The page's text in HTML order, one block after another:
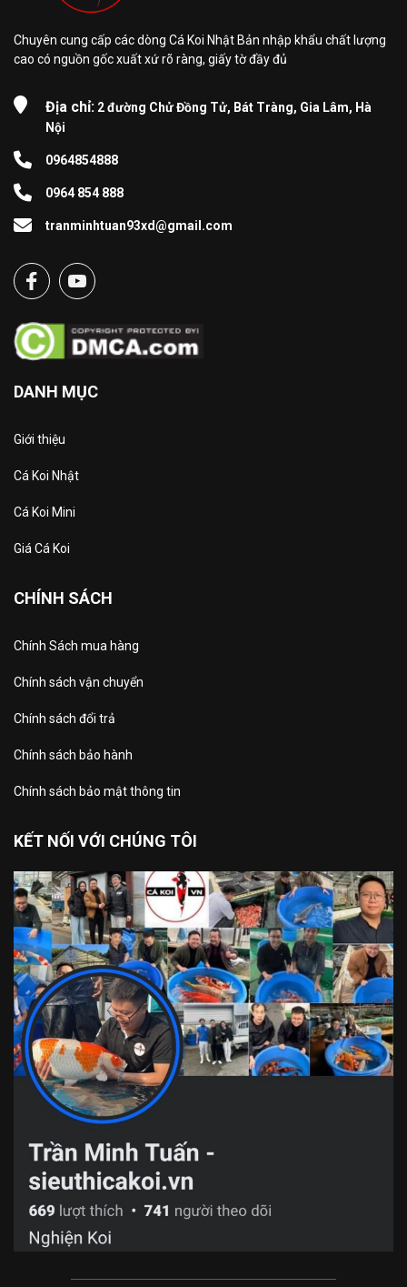
Chuyên cung cấp các dòng Cá Koi Nhật Bản nhập khẩu chất lượng
cao có nguồn gốc xuất xứ rõ ràng, giấy tờ đầy đủ
Địa chỉ: 2 đường Chử Đồng Tử, Bát Tràng, Gia Lâm, Hà
Nội
0964854888
0964 854 888
tranminhtuan93xd@gmail.com
DANH MỤC
Giới thiệu
Cá Koi Nhật
Cá Koi Mini
Giá Cá Koi
CHÍNH SÁCH
Chính Sách mua hàng
Chính sách vận chuyển
Chính sách đổi trả
Chính sách bảo hành
Chính sách bảo mật thông tin
KẾT NỐI VỚI CHÚNG TÔI